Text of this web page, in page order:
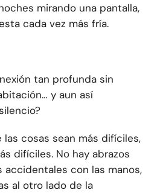
mirando una pantalla,
cada vez más fría.
tan profunda sin
y aun así
cosas sean más difíciles,
difíciles. No hay abrazos
con las manos,
al otro lado de la